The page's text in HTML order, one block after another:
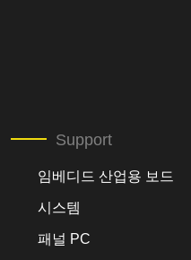
Support
임베디드 산업용 보드
시스템
패널 PC